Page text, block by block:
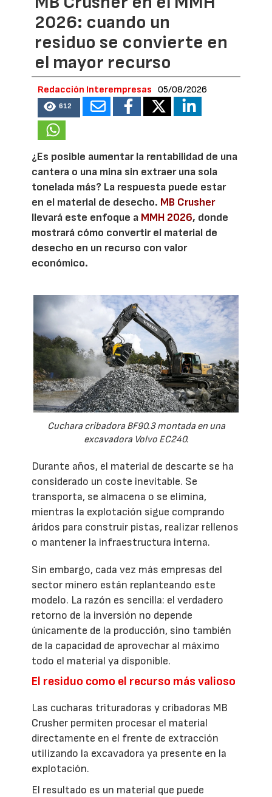
2026: cuando un
residuo se convierte en
el mayor recurso
Redacción Interempresas 05/08/2026
612
¿Es posible aumentar la rentabilidad de una
cantera o una mina sin extraer una sola
tonelada más? La respuesta puede estar
en el material de desecho. MB Crusher
llevará este enfoque a MMH 2026, donde
mostrará cómo convertir el material de
desecho en un recurso con valor
económico.
Cuchara cribadora BF90.3 montada en una
excavadora Volvo EC240.
Durante años, el material de descarte se ha
considerado un coste inevitable. Se
transporta, se almacena o se elimina,
mientras la explotación sigue comprando
áridos para construir pistas, realizar rellenos
o mantener la infraestructura interna.
Sin embargo, cada vez más empresas del
sector minero están replanteando este
modelo. La razón es sencilla: el verdadero
retorno de la inversión no depende
únicamente de la producción, sino también
de la capacidad de aprovechar al máximo
todo el material ya disponible.
El residuo como el recurso más valioso
Las cucharas trituradoras y cribadoras MB
Crusher permiten procesar el material
directamente en el frente de extracción
utilizando la excavadora ya presente en la
explotación.
El resultado es un material que puede